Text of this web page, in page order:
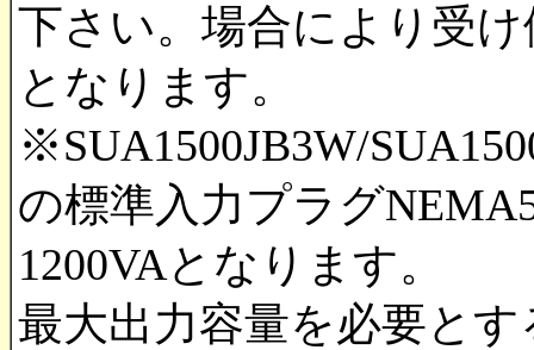
下さい。場合により受
となります。
※SUA1500JB3W/
の標準入力プラグ
1200VAとなります。
最大出力容量を必要と